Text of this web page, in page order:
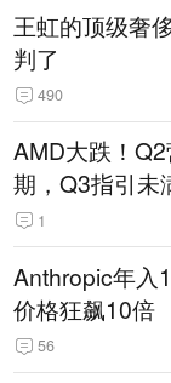
王虹的顶级奢
判了
490
AMD大跌！
期，Q3指引未
1
Anthropic年入
价格狂飙10倍
56